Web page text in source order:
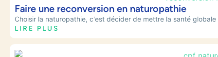
Faire une reconversion en naturopathie
Choisir la naturopathie, c'est décider de mettre la santé
LIRE PLUS